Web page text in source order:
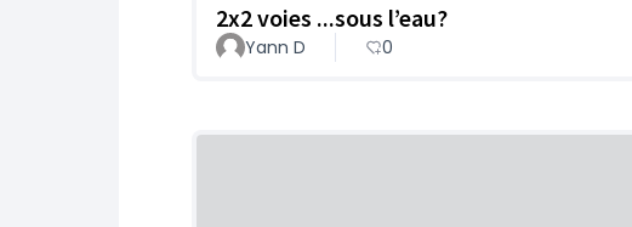
2x2 voies ...sous l’eau?
Yann D 0